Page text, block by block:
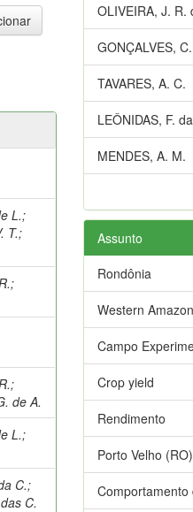
L.;
T.;
;
;
de A.
L.;
C.;
C.
OLIVEIRA, J. R.
GONÇALVES,
TAVARES, A. C.
LEÔNIDAS, F.
MENDES, A. M.
Assunto
Rondônia
Western Amazon
Campo
Crop yield
Rendimento
Porto Velho (RO)
Comportamento